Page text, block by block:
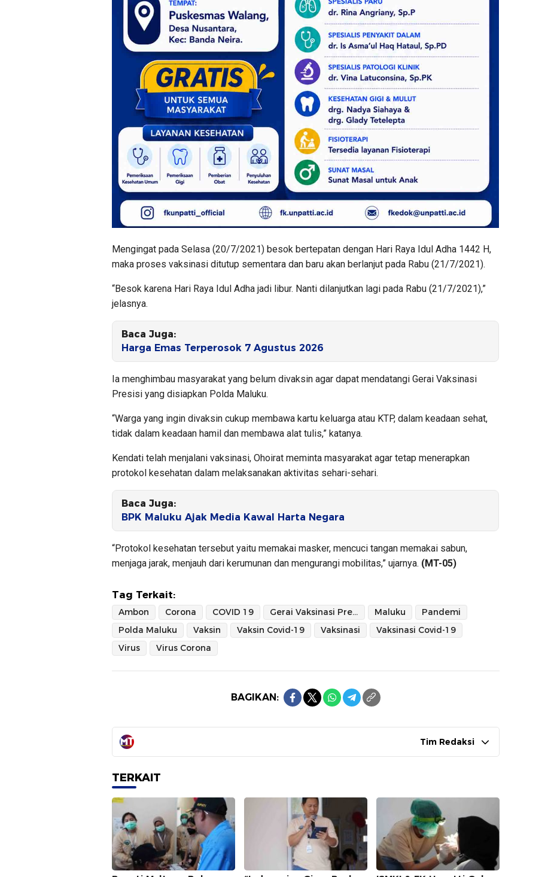
Mengingat pada Selasa (20/7/2021) besok bertepatan dengan Hari Raya Idul Adha 1442 H,
maka proses vaksinasi ditutup sementara dan baru akan berlanjut pada Rabu (21/7/2021).
“Besok karena Hari Raya Idul Adha jadi libur. Nanti dilanjutkan lagi pada Rabu (21/7/2021),”
jelasnya.
Baca Juga:
Harga Emas Terperosok 7 Agustus 2026
Ia menghimbau masyarakat yang belum divaksin agar dapat mendatangi Gerai Vaksinasi
Presisi yang disiapkan Polda Maluku.
“Warga yang ingin divaksin cukup membawa kartu keluarga atau KTP, dalam keadaan sehat,
tidak dalam keadaan hamil dan membawa alat tulis,” katanya.
Kendati telah menjalani vaksinasi, Ohoirat meminta masyarakat agar tetap menerapkan
protokol kesehatan dalam melaksanakan aktivitas sehari-sehari.
Baca Juga:
BPK Maluku Ajak Media Kawal Harta Negara
“Protokol kesehatan tersebut yaitu memakai masker, mencuci tangan memakai sabun,
menjaga jarak, menjauh dari kerumunan dan mengurangi mobilitas,” ujarnya. (MT-05)
Tag Terkait:
Ambon Corona COVID 19 Gerai Vaksinasi Presisi Polda Maluku Maluku
Pandemi
Polda Maluku
Vaksin Vaksin Covid-19 Vaksinasi
Vaksinasi Covid-19
Virus
Virus Corona
BAGIKAN:
Tim Redaksi
TERKAIT